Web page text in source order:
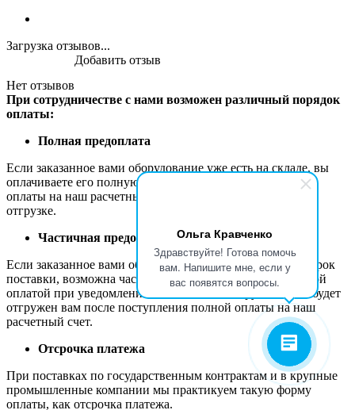
Ольга Кравченко
Здравствуйте! Готова помочь
вам. Напишите мне, если у
вас появятся вопросы.
Загрузка отзывов...
Нет отзывов
Добавить отзыв
При сотрудничестве с нами возможен различный порядок
оплаты:
Полная предоплата
Если заказанное вами оборудование уже есть на складе, вы
оплачиваете его полную стоимость. После поступления
оплаты на наш расчетный счет мы готовим ваш заказ к
отгрузке.
Частичная предоплата
Если заказанное вами оборудование имеет длительный срок
поставки, возможна частичная предоплата заказа с полной
оплатой при уведомлении готовности к отгрузке. Заказ будет
отгружен вам после поступления полной оплаты на наш
расчетный счет.
Отсрочка платежа
При поставках по государственным контрактам и в крупные
промышленные компании мы практикуем такую форму
оплаты, как отсрочка платежа.